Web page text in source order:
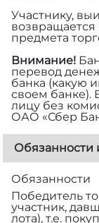
Участнику,
возвращается
предмета
Внимание!
перевод
банка (какую
своем банке).
лицу без
ОАО «Сбер
Обязанности
Обязанности
Победитель
участник,
лота), т.е.